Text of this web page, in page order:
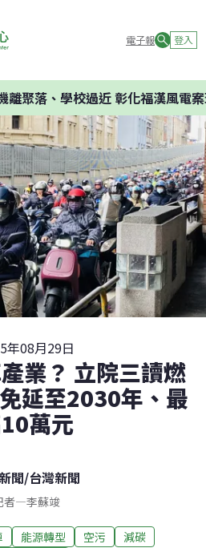
電子報 登入
落、學校過近 彰化福漢風電案環
年08月29日
業？ 立院三讀燃
延至2030年、最
萬元
聞/台灣新聞
者—李蘇竣
能源轉型 空污
減碳